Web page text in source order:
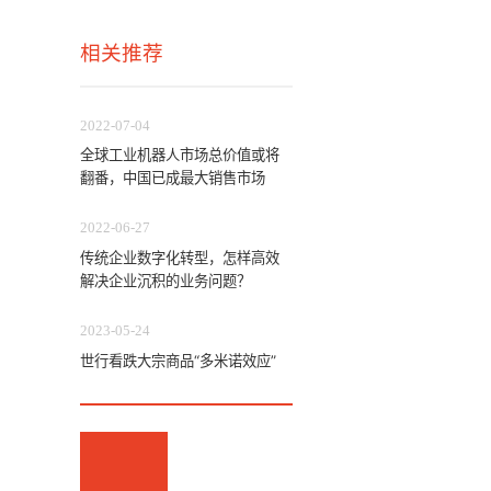
相关推荐
2022-07-04
全球工业机器人市场总价值或将
翻番，中国已成最大销售市场
2022-06-27
传统企业数字化转型，怎样高效
解决企业沉积的业务问题？
2023-05-24
世行看跌大宗商品“多米诺效应”